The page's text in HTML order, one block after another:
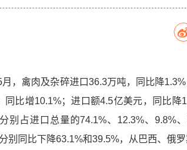
，禽肉及杂碎进口36.3万吨，同比降
同比增10.1%；进口额4.5亿美元，同比降
别占进口总量的74.1%、12.3%、9.8%
别同比下降63.1%和39.5%，从巴西、俄